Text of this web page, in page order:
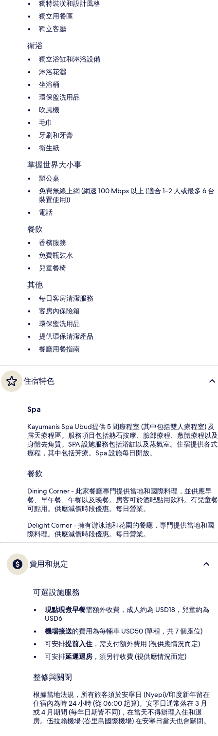
獨特裝潢和設計風格
獨立用餐區
獨立客廳
衛浴
獨立浴缸和淋浴設備
淋浴花灑
坐浴桶
環保盥洗用品
吹風機
毛巾
牙刷和牙膏
衛生紙
掌握世界大小事
辦公桌
免費無線上網 (網速 100 Mbps 以上 (適合 1–2 人或最多 6 台
裝置使用))
電話
餐飲
香檳服務
免費瓶裝水
兒童餐椅
其他
每日客房清潔服務
客房內保險箱
環保盥洗用品
提供環保清潔產品
餐廳用餐指南
住宿特色
Spa
Kayumanis Spa Ubud提供 5 間療程室 (其中包括雙人療程室) 及
露天療程區。服務項目包括熱石按摩、臉部療程、敷體療程以及
身體去角質。SPA 設施服務包括浴缸以及蒸氣室。住宿提供各式
療程，其中包括芳療。Spa 設施每日開放。
餐飲
Dining Corner - 此家餐廳專門提供當地和國際料理，並供應早
餐、早午餐、午餐以及晚餐。房客可於酒吧點用飲料。有兒童餐
可點用。供應減價時段優惠。每日營業。
Delight Corner - 擁有游泳池和花園的餐廳，專門提供當地和國
際料理。供應減價時段優惠。每日營業。
費用和規定
可選設施服務
現點現煮早餐需額外收費，成人約為 USD18，兒童約為
USD6
機場接送的費用為每輛車 USD50 (單程，共 7 個座位)
可安排提前入住 ，需支付額外費用 (視供應情況而定)
可安排延遲退房 ，須另行收費 (視供應情況而定)
整修與關閉
根據當地法規，所有旅客須於安寧日 (Nyepi)/印度新年留在
住宿內為時 24 小時 (從 06:00 起算)。安寧日通常落在 3 月
或 4 月期間 (每年日期皆不同)，在當天不得辦理入住和退
房。伍拉賴機場 (峇里島國際機場) 在安寧日當天也會關閉。